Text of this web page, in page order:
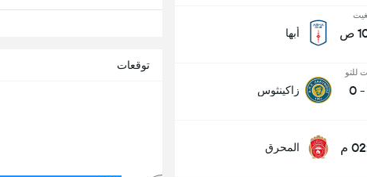
ص أبها
للتو
-
0 زاكينثوس
م المحرق
توقعات